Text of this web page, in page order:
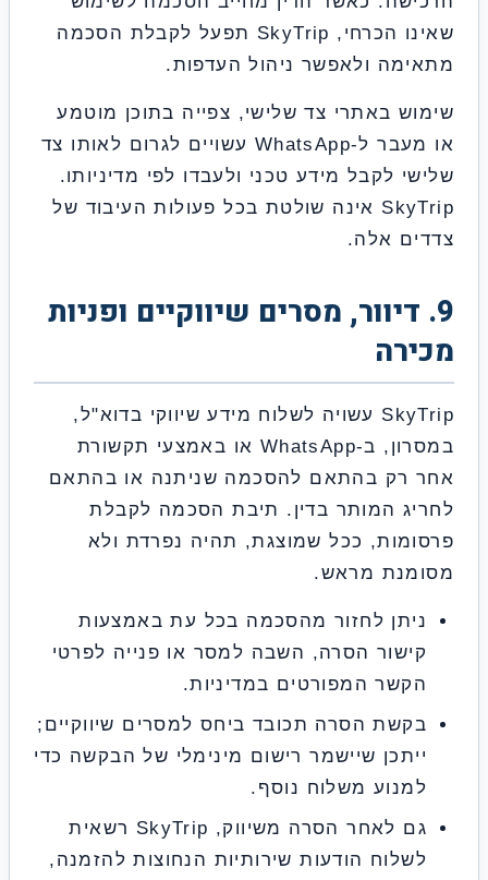
שאינו הכרחי, SkyTrip תפעל לקבלת הסכמה
ולאפשר ניהול העדפות.
באתרי צד שלישי, צפייה בתוכן מוטמע
או מעבר ל-WhatsApp עשויים לגרום לאותו צד
לקבל מידע טכני ולעבדו לפי מדיניותו.
SkyTrip אינה שולטת בכל פעולות העיבוד של
אלה.
מסרים שיווקיים ופניות
SkyTrip עשויה לשלוח מידע שיווקי בדוא"ל,
במסרון, ב-WhatsApp או באמצעי תקשורת
רק בהתאם להסכמה שניתנה או בהתאם
המותר בדין. תיבת הסכמה לקבלת
ככל שמוצגת, תהיה נפרדת ולא
מראש.
לחזור מהסכמה בכל עת באמצעות
הסרה, השבה למסר או פנייה לפרטי
המפורטים במדיניות.
הסרה תכובד ביחס למסרים שיווקיים;
שיישמר רישום מינימלי של הבקשה כדי
משלוח נוסף.
גם לאחר הסרה משיווק, SkyTrip רשאית
הודעות שירותיות הנחוצות להזמנה,